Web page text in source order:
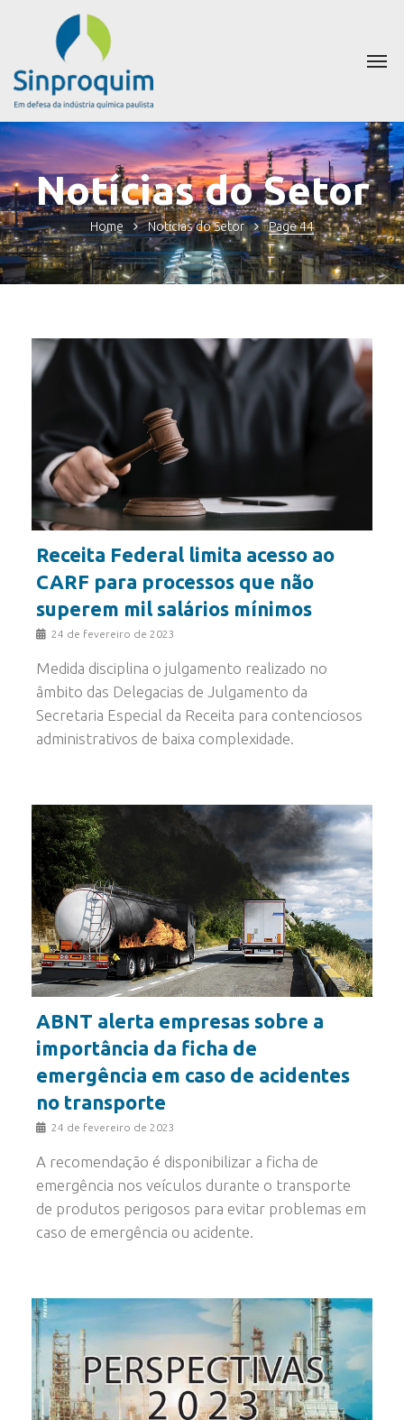
Notícias do Setor
Home Notícias do Setor Page 44
Receita Federal limita acesso ao
CARF para processos que não
superem mil salários mínimos
24 de fevereiro de 2023
Medida disciplina o julgamento realizado no
âmbito das Delegacias de Julgamento da
Secretaria Especial da Receita para contenciosos
administrativos de baixa complexidade.
ABNT alerta empresas sobre a
importância da ficha de
emergência em caso de acidentes
no transporte
24 de fevereiro de 2023
A recomendação é disponibilizar a ficha de
emergência nos veículos durante o transporte
de produtos perigosos para evitar problemas em
caso de emergência ou acidente.